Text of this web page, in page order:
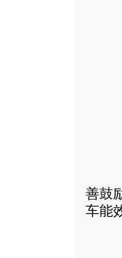
善鼓
车能